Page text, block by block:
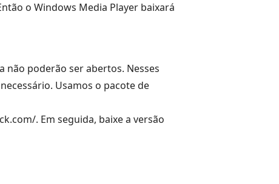
o Windows Media Player baixará
não poderão ser abertos. Nesses
Usamos o pacote de
. Em seguida, baixe a versão